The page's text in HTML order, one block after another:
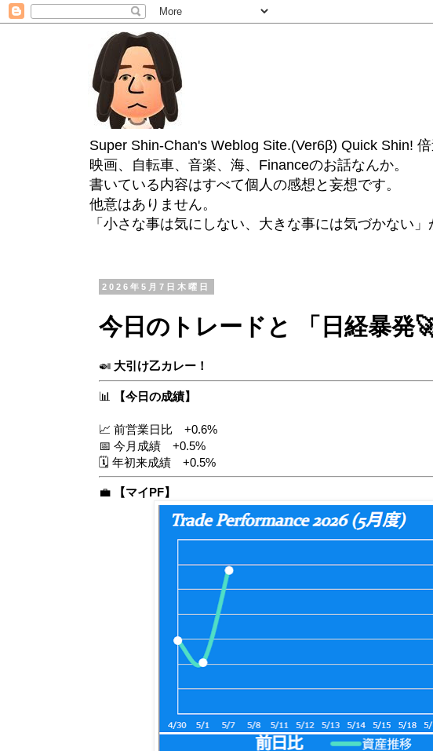
Super Shin-Chan's Weblog Site.(Ver6β) Quick Shin! 倍
映画、自転車、音楽、海、Financeのお話なんか。
書いている内容はすべて個人の感想と妄想です。
他意はありません。
「小さな事は気にしない、大きな事には気づかない」
2026年5月7日木曜日
今日のトレードと 「日経暴発
🍛 大引け乙カレー！
📊 【今日の成績】
📈 前営業日比 +0.6%
📅 今月成績 +0.5%
🗓️ 年初来成績 +0.5%
💼 【マイPF】